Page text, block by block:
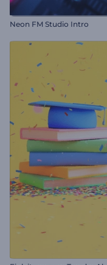
Neon FM Studio Intro